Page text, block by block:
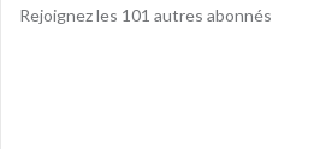
Rejoignez les 101 autres abonnés